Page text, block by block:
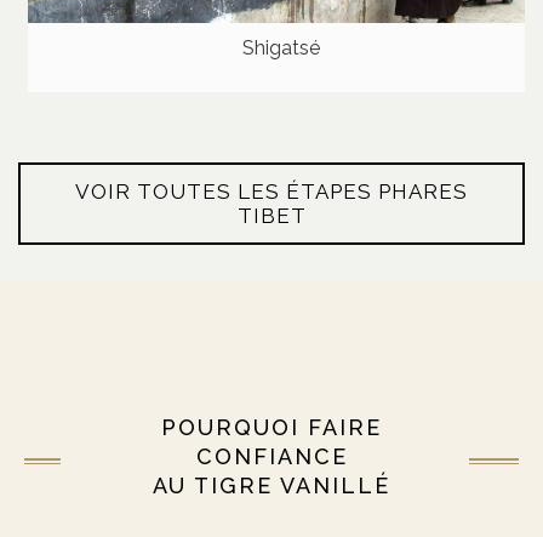
Shigatsé
VOIR TOUTES LES ÉTAPES PHARES
TIBET
POURQUOI FAIRE
CONFIANCE
AU TIGRE VANILLÉ